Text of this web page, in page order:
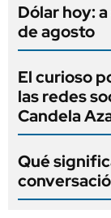
Dólar hoy:
de agosto
El curioso
las redes
Candela
Qué